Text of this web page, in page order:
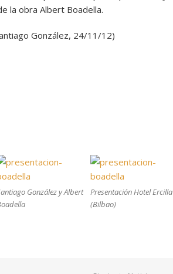
la obra Albert Boadella.
González, 24/11/12)
González y Albert
Presentación Hotel Ercilla
(Bilbao)